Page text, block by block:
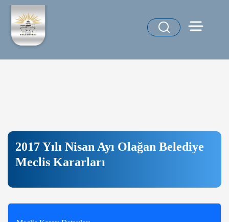
2017 Yılı Nisan Ayı Olağan Belediye
Meclis Kararları